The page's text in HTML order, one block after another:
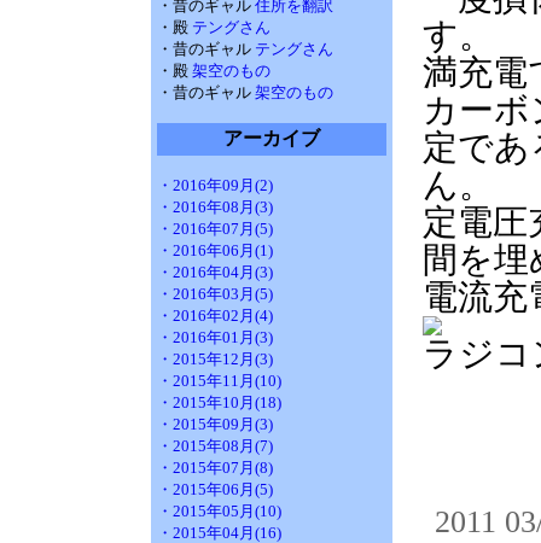
・昔のギャル 住所を翻訳
・殿 テングさん
・昔のギャル テングさん
・殿 架空のもの
・昔のギャル 架空のもの
アーカイブ
・2016年09月(2)
・2016年08月(3)
・2016年07月(5)
・2016年06月(1)
・2016年04月(3)
・2016年03月(5)
・2016年02月(4)
・2016年01月(3)
・2015年12月(3)
・2015年11月(10)
・2015年10月(18)
・2015年09月(3)
・2015年08月(7)
・2015年07月(8)
・2015年06月(5)
・2015年05月(10)
・2015年04月(16)
す。
満充電
カー
定であ
ん。
定電圧
間を
電流
ラジ
2011